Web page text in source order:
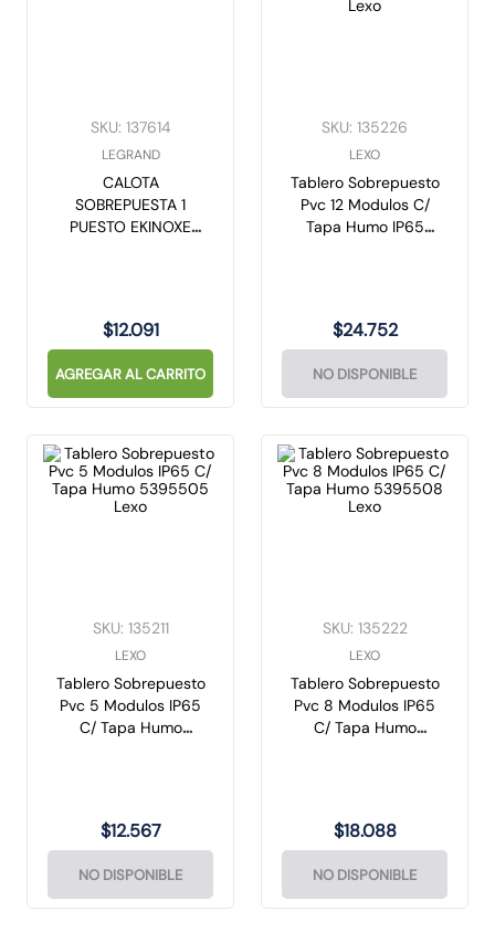
SKU: 137614
LEGRAND
CALOTA
SOBREPUESTA 1
PUESTO EKINOXE
$12.091
AGREGAR AL CARRITO
SKU: 135226
LEXO
Tablero Sobrepuesto
Pvc 12 Modulos C/
Tapa Humo IP65
$24.752
NO DISPONIBLE
SKU: 135211
LEXO
Tablero Sobrepuesto
Pvc 5 Modulos IP65
C/ Tapa Humo
$12.567
NO DISPONIBLE
SKU: 135222
LEXO
Tablero Sobrepuesto
Pvc 8 Modulos IP65
C/ Tapa Humo
$18.088
NO DISPONIBLE